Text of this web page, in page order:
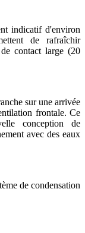
indicatif d'environ
de rafraîchir
contact large (20
sur une arrivée
frontale. Ce
conception de
avec des eaux
de condensation